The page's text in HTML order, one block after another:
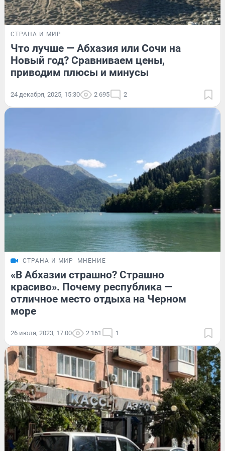
СТРАНА И МИР
Что лучше — Абхазия или Сочи на
Новый год? Сравниваем цены,
приводим плюсы и минусы
24 декабря, 2025, 15:30 2 695 2
СТРАНА И МИР МНЕНИЕ
«В Абхазии страшно? Страшно
красиво». Почему республика —
отличное место отдыха на Черном
море
26 июля, 2023, 17:00 2 161 1